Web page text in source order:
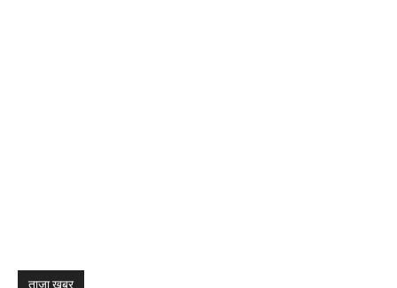
ताजा खबर